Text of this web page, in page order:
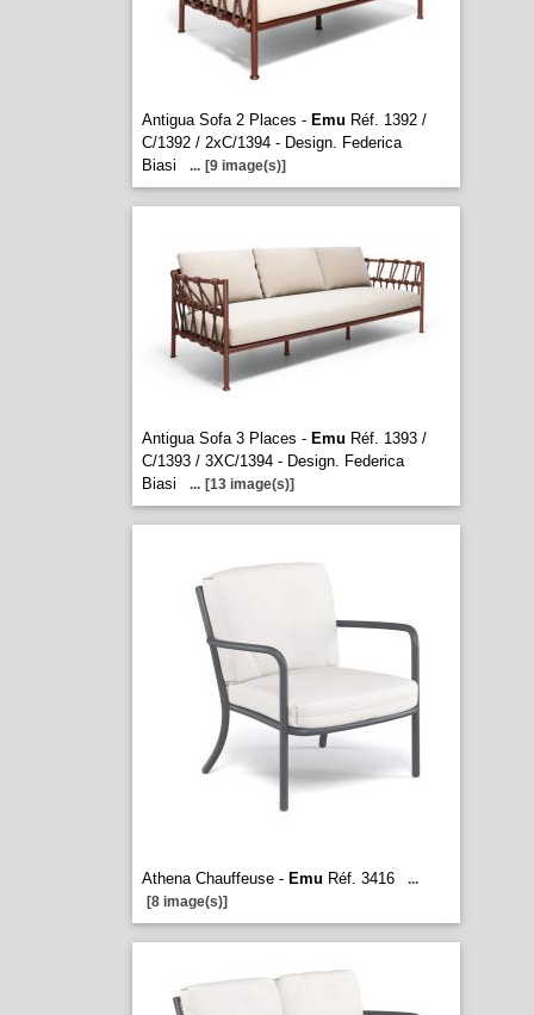
Antigua Sofa 2 Places - Emu Réf. 1392 /
C/1392 / 2xC/1394 - Design. Federica
Biasi
... [9 image(s)]
Antigua Sofa 3 Places - Emu Réf. 1393 /
C/1393 / 3XC/1394 - Design. Federica
Biasi
... [13 image(s)]
Athena Chauffeuse - Emu Réf. 3416
...
[8 image(s)]